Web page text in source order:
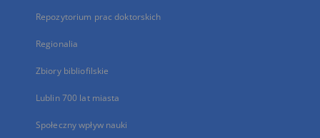
Repozytorium prac doktorskich
Regionalia
Zbiory bibliofilskie
Lublin 700 lat miasta
Społeczny wpływ nauki